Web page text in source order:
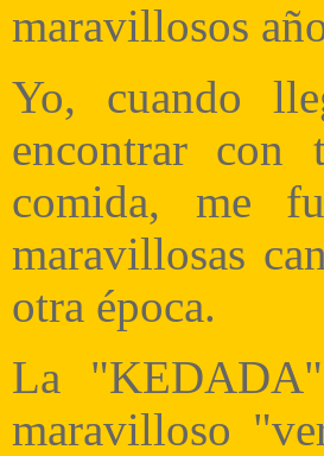
maravillosos
Yo, cuando
encontrar con
comida, me
maravillosas
otra época.
La
maravilloso